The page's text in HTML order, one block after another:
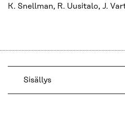
K. Snellman, R. Uusitalo, J.
Sisällys